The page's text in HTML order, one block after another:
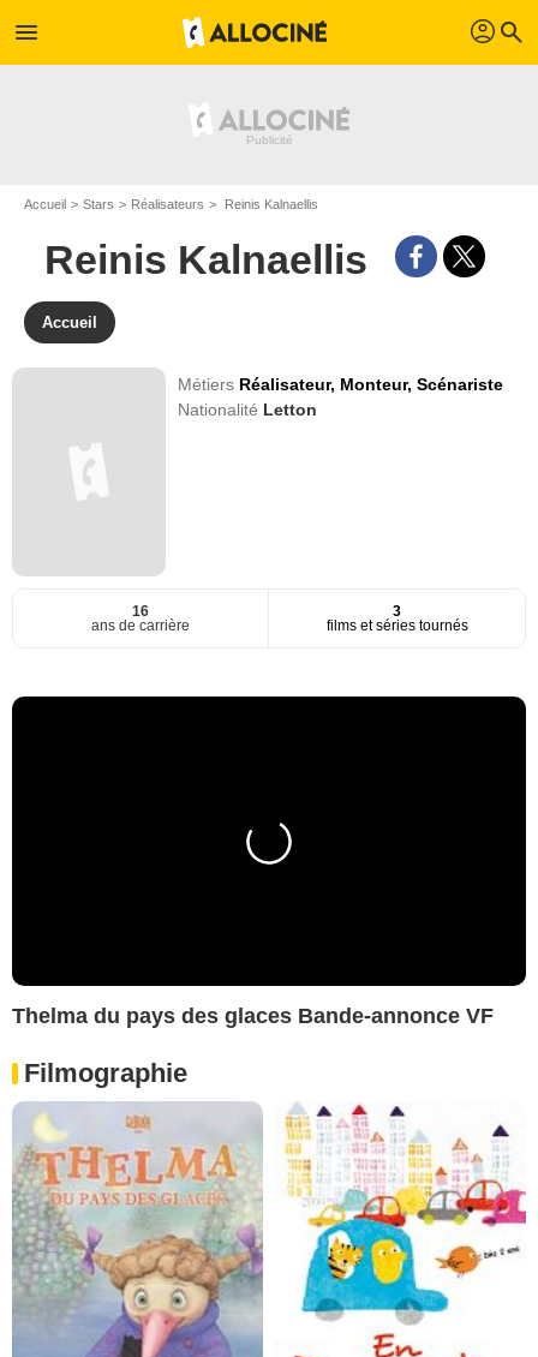
menu profil search
Accueil Stars Réalisateurs Reinis Kalnaellis
Reinis Kalnaellis
Accueil
Métiers Réalisateur, Monteur,Scénariste
Nationalité Letton
16
ans de carrière
3
films et séries tournés
Thelma du pays des glaces Bande-annonce VF
Filmographie